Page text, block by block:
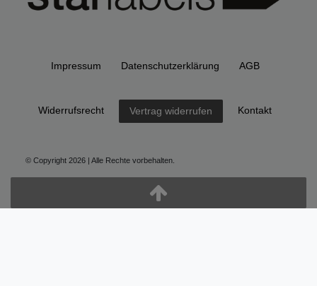
Impressum Daten­schutz­erklärung AGB
Widerrufs­recht Vertrag widerrufen Kontakt
© Copyright 2026 | Alle Rechte vorbehalten.